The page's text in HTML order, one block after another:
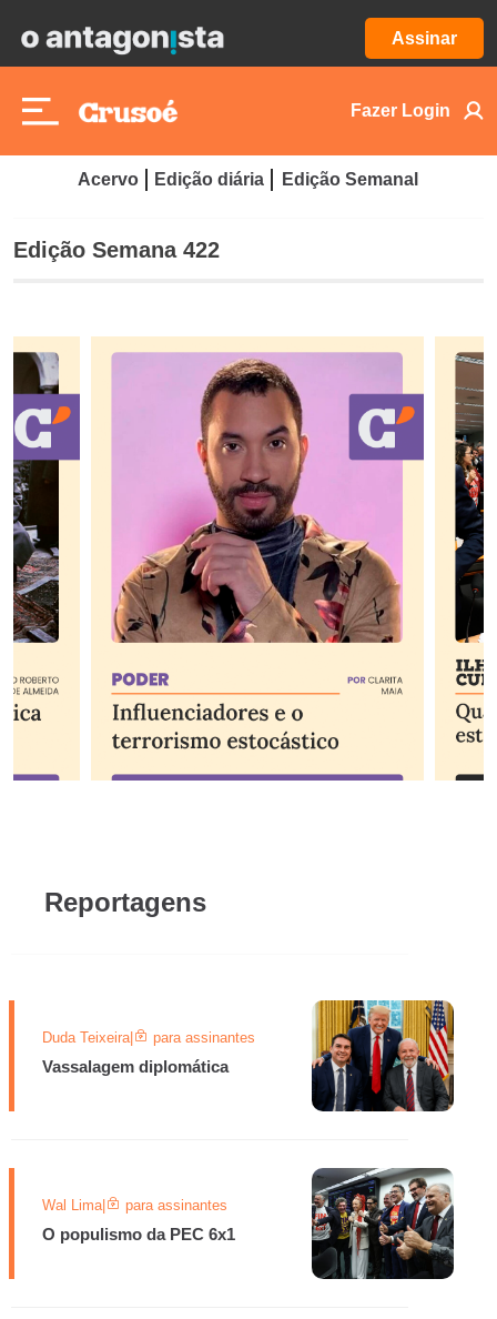
Assinar
Fazer Login
Acervo Edição diária Edição Semanal
Edição Semana 422
Reportagens
Duda Teixeira| para assinantes
Vassalagem diplomática
Wal Lima| para assinantes
O populismo da PEC 6x1